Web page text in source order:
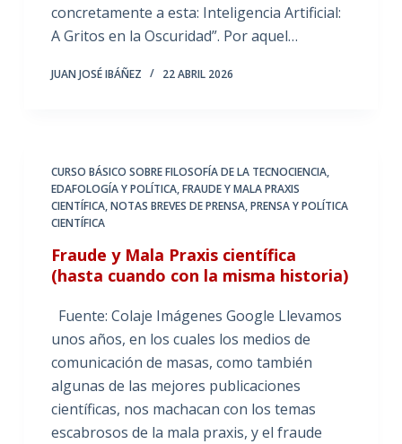
concretamente a esta: Inteligencia Artificial:
A Gritos en la Oscuridad”. Por aquel…
JUAN JOSÉ IBÁÑEZ 22 ABRIL 2026
CURSO BÁSICO SOBRE FILOSOFÍA DE LA TECNOCIENCIA,
EDAFOLOGÍA Y POLÍTICA,FRAUDE Y MALA PRAXIS
CIENTÍFICA,NOTAS BREVES DE PRENSA,PRENSA Y POLÍTICA
CIENTÍFICA
Fraude y Mala Praxis científica
(hasta cuando con la misma historia)
Fuente: Colaje Imágenes Google Llevamos
unos años, en los cuales los medios de
comunicación de masas, como también
algunas de las mejores publicaciones
científicas, nos machacan con los temas
escabrosos de la mala praxis, y el fraude